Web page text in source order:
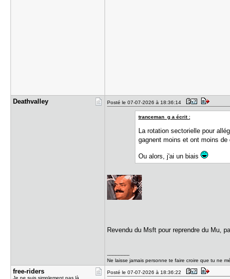
Deathvalle​y Posté le 07-07-2026 à 18:36:14
tranceman_g a écrit :
La rotation sectorielle pour
gagnent moins et ont moins de
Ou alors, j'ai un biais
Revendu du Msft pour reprendre du Mu,
---------------
Ne laisse jamais personne te faire croire que tu ne
free-rider​s
Je ne suis simplement pas là
Posté le 07-07-2026 à 18:36:22